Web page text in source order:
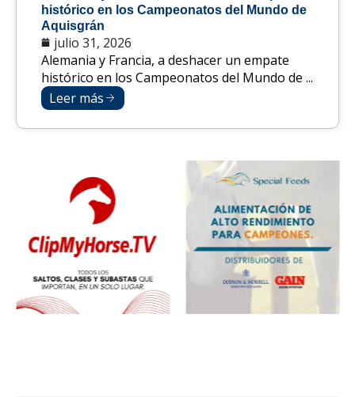
histórico en los Campeonatos del Mundo de
Aquisgrán
julio 31, 2026
Alemania y Francia, a deshacer un empate
histórico en los Campeonatos del Mundo de ...
Leer más